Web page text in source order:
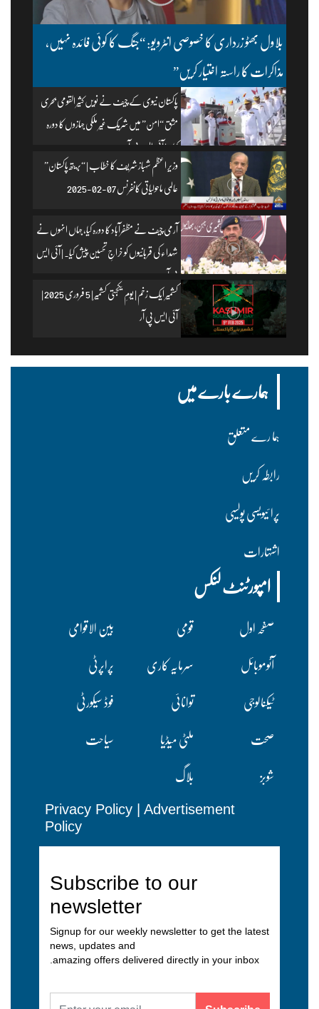
بلاول بھٹو زرداری کا خصوصی انٹرویو: “جنگ کا کوئی فائدہ نہیں،
مذاکرات کا راستہ اختیار کریں”
پاکستان نیوی کے چیف نے نویں کثیر القومی بحری
مشق “امن” میں شریک غیر ملکی جہازوں کا دورہ
کیا۔ | آئی ایس پی آر
وزیرِ اعظم شہباز شریف کا خطاب | “بریتھ پاکستان”
عالمی ماحولیاتی کانفرنس 07-02-2025
آرمی چیف نے مظفرآباد کا دورہ کیا، جہاں انہوں نے
شہداء کی قربانیوں کو خراجِ تحسین پیش کیا۔ | آئی ایس
پی آر
کشمیر ایک زخم | یومِ یکجہتی کشمیر | 5 فروری 2025 |
آئی ایس پی آر
ہمارے بارے میں
ہما رے متعلق
رابطہ کریں
پرا ئیویسی پولسیی
اشتہارات
امپورٹنٹ لنکس
صفحہ اول قومی
بین الاقوامی
آٹوموبائل
سرمایہ کاری
پراپرٹی
ٹیکنالوجی
توانائی
فوڈ سیکورٹی
صحت
ملٹی میڈیا
سیاحت
شوبز
بلاگ
Privacy Policy | Advertisement
Policy
Subscribe to our
newsletter
Signup for our weekly newsletter to get the latest
news, updates and
amazing offers delivered directly in your inbox.